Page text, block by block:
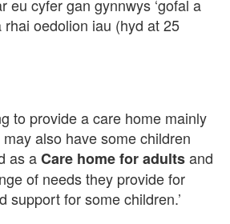
eu cyfer gan gynnwys ‘gofal a
oedolion iau (hyd at 25
to provide a care home mainly
also have some children
as aCare home for adultsand
of needs they provide for
support for some children.’